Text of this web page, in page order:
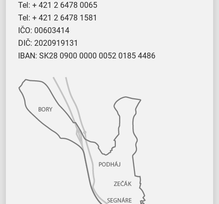
Tel: + 421 2 6478 0065
Tel: + 421 2 6478 1581
IČO: 00603414
DIČ: 2020919131
IBAN: SK28 0900 0000 0052 0185 4486